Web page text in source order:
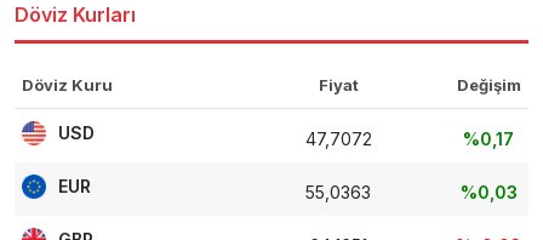
Döviz Kurları
Döviz Kuru Fiyat Değişim
USD 47,7072 %0,17
EUR 55,0363 %0,03